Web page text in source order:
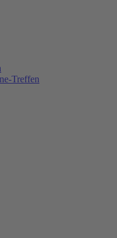
Treffen